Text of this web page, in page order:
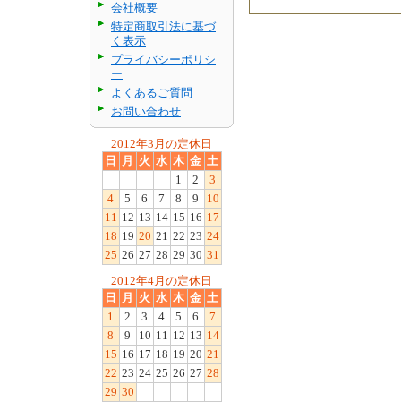
会社概要
特定商取引法に基づ
く表示
プライバシーポリシ
ー
よくあるご質問
お問い合わせ
2012年3月の定休日
日
月 火 水 木 金 土
1
2
3
4
5 6 7 8 9
10
11 12 13 14 15 16 17
18 19 20 21 22 23 24
25 26 27 28 29 30 31
2012年4月の定休日
日
月 火 水 木 金 土
1
2 3 4 5 6
7
8
9 10 11 12 13 14
15 16 17 18 19 20 21
22 23 24 25 26 27 28
29 30